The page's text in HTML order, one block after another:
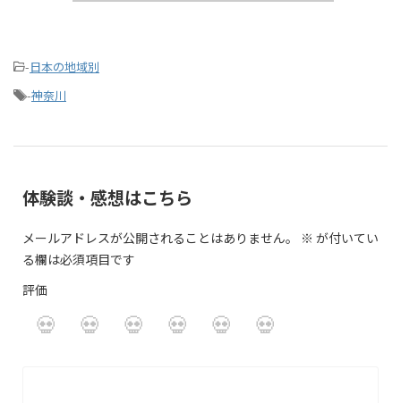
-日本の地域別
-神奈川
体験談・感想はこちら
メールアドレスが公開されることはありません。 ※ が付いてい
る欄は必須項目です
評価